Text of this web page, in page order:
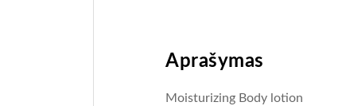
Aprašymas
Moisturizing Body lotion